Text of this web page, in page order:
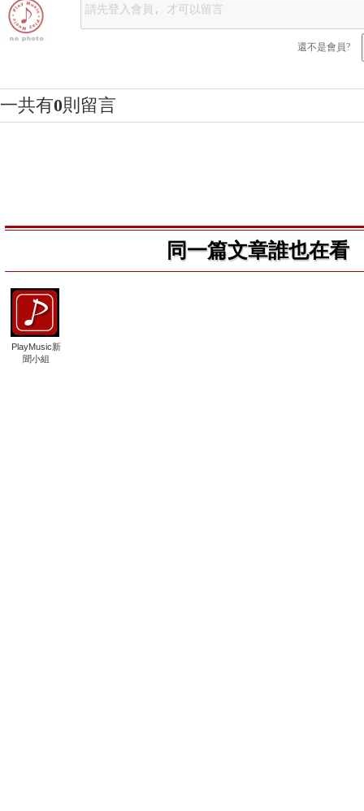
還不是會員?
一共有0則留言
同一篇文章誰也在看
PlayMusic新
聞小組